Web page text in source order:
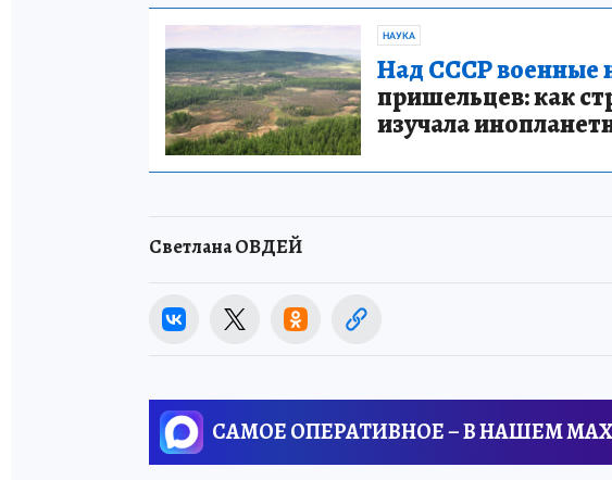
НАУКА
Над СССР военные
пришельцев: как
изучала
Светлана ОВДЕЙ
САМОЕ ОПЕРАТИВНОЕ – В НАШЕМ